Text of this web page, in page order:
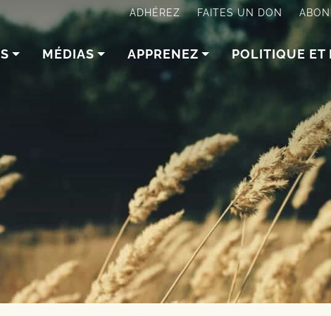
ADHÉREZ FAITES UN DON
MÉDIAS APPRENEZ POLITIQUE ET